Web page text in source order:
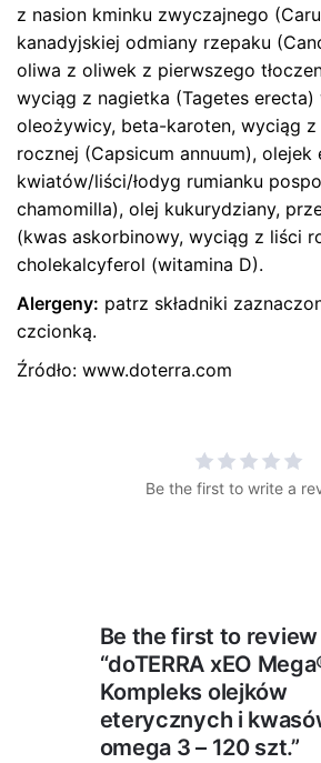
z nasion kminku zwyczajnego
kanadyjskiej odmiany rzepaku
oliwa z oliwek z pierwszego
wyciąg z nagietka (Tagetes
oleożywicy, beta-karoten, wyciąg
rocznej (Capsicum annuum), olejek
kwiatów/liści/łodyg rumianku
chamomilla), olej kukurydziany,
(kwas askorbinowy, wyciąg z liści
cholekalcyferol (witamina D).
Alergeny: patrz składniki
czcionką.
Źródło: www.doterra.com
Be the first to write a
Be the first to review
“doTERRA xEO
Kompleks olejków
eterycznych i
omega 3 – 120 szt.”